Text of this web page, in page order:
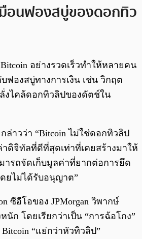
มือนฟองสบู่ของดอกทิว
อย่างรวดเร็วทำให้หลายคน
บฟองสบู่ทางการเงิน เช่น วิกฤต
งไคล้ดอกทิวลิปของดัตช์ใน
ล่าวว่า “Bitcoin ไม่ใช่ดอกทิวลิป
ดิจิทัลที่ดีที่สุดเท่าที่เคยสร้างมาให้
ารถจัดเก็บมูลค่าที่ยากต่อการยึด
ยไม่ได้รับอนุญาต”
ซีอีโอของ JPMorgan วิพากษ์
นัก โดยเรียกว่าเป็น “การฉ้อโกง”
“แย่กว่าหัวทิวลิป”